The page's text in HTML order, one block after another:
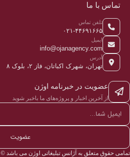
تماس با ما
تلفن تماس
۰۲۱-۴۴۶۹۱۶۶۵
ایمیل
info@ojanagency.com
آدرس
تهران، شهرک اکباتان، فاز ۲، بلوک ۸
عضویت در خبرنامه اوژن
از آخرین اخبار و پروژه‌های ما باخبر شوید
عضویت
تمامی حقوق متعلق به آژانس تبلیغاتی اوژن می باشد © ۱۴۰۳